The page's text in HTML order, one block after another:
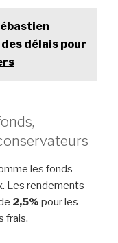
délais pour
les fonds
Les rendements
2,5% pour les
frais.